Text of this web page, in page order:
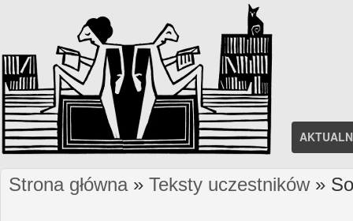
Jesteś tutaj
Strona główna» Teksty uczestników»